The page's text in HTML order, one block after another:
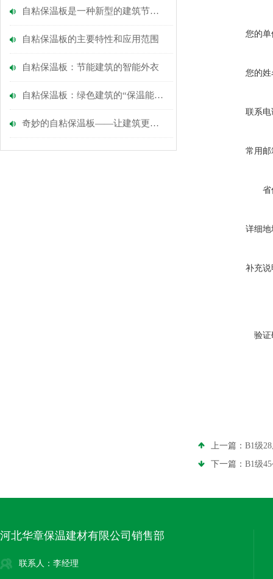
自粘保温板是一种新型的建筑节能材料
自粘保温板的主要特性和应用范围
自粘保温板：节能建筑的智能外衣
自粘保温板：绿色建筑的“保温能手”
奇妙的自粘保温板——让建筑更节能
您的单
您的姓
联系电
常用邮
省
详细地
补充说
验证
上一篇： B1级
下一篇： B1级
河北华章保温建材有限公司销售部
联系人：李经理